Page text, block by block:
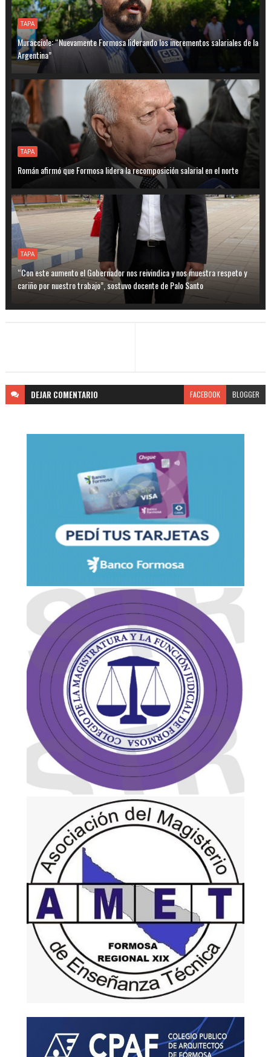
TAPA
Muracciole: “Nuevamente Formosa liderando los incrementos salariales de la
Argentina”
TAPA
Román afirmó que Formosa lidera la recomposición salarial en el norte
TAPA
“Con este aumento el Gobernador nos reivindica y nos muestra respeto y
cariño por nuestro trabajo”, sostuvo docente de Palo Santo
DEJAR COMENTARIO FACEBOOK BLOGGER